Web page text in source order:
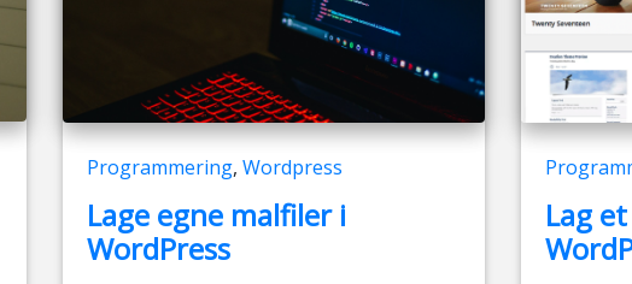
Programmering, Wordpress
Lage egne malfiler i
WordPress
Lag